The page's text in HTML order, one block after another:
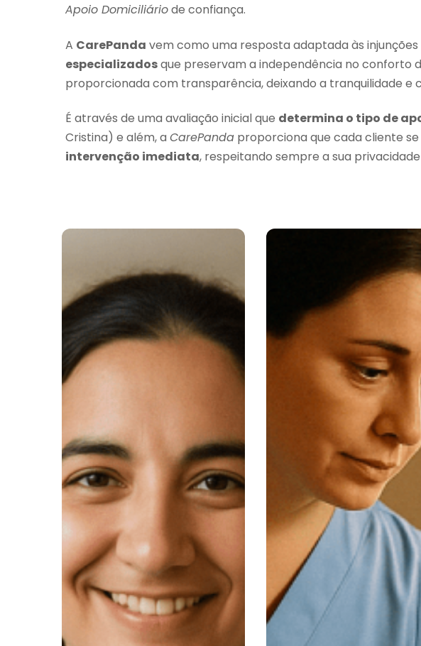
Apoio Domiciliáriode confiança.
A CarePanda vem como uma resposta adaptada às
especializadosque preservam a independência no conforto
proporcionada com transparência, deixando a tranquilidade e
É através de uma avaliação inicial que determina o tipo de
Cristina) e além, a CarePanda proporciona que cada cliente
intervenção imediata, respeitando sempre a sua